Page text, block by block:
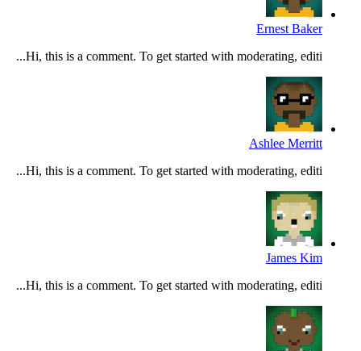
Ernest Baker
Hi, this is a comment. To get started with moderating, editi...
Ashlee Merritt
Hi, this is a comment. To get started with moderating, editi...
James Kim
Hi, this is a comment. To get started with moderating, editi...